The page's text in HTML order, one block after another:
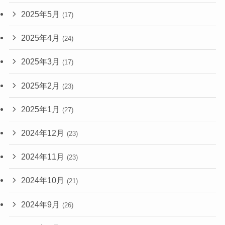
2025年5月 (17)
2025年4月 (24)
2025年3月 (17)
2025年2月 (23)
2025年1月 (27)
2024年12月 (23)
2024年11月 (23)
2024年10月 (21)
2024年9月 (26)